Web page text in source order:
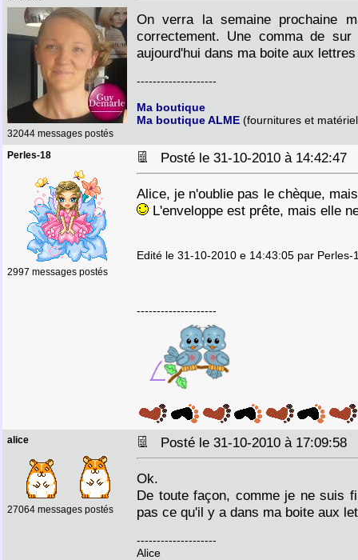
32044 messages postés
On verra la semaine prochaine
correctement. Une comma de
aujourd'hui dans ma boite aux
--------------------
Ma boutique
Ma boutique ALME (fournitures et
Perles-18
2997 messages postés
Posté le 31-10-2010 à 14:42:47
Alice, je n'oublie pas le chèque,
L'enveloppe est prête, mais elle
Edité le 31-10-2010 e 14:43:05 par Perles-
--------------------
alice
27064 messages postés
Posté le 31-10-2010 à 17:09:58
Ok.
De toute façon, comme je ne suis
pas ce qu'il y a dans ma boite aux
--------------------
Alice